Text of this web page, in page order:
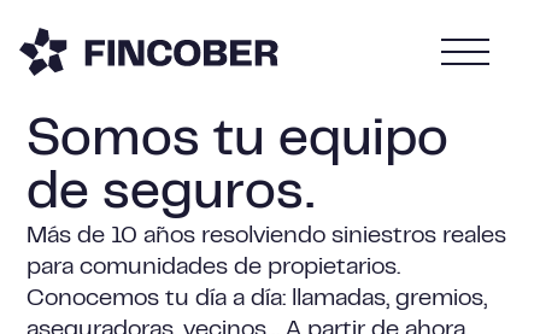
Somos tu equipo
de seguros.
Más de 10 años resolviendo siniestros reales
para comunidades de propietarios.
Conocemos tu día a día: llamadas, gremios,